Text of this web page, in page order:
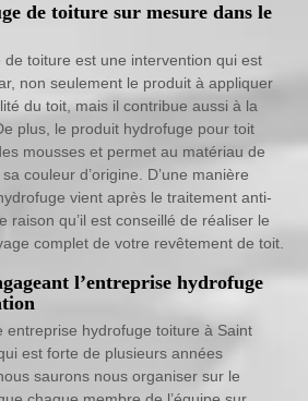
de toiture sur mesure dans le
toiture est une intervention qui est
non seulement le produit à appliquer
du toit, mais il contribue aussi à la
plus, le produit hydrofuge pour toit
mousses et permet au matériau de
couleur d’origine. D’une manière
vient après le traitement anti-
raison qu’il est conseillé de réaliser le
complet de votre revêtement de toit.
l’entreprise hydrofuge
entreprise hydrofuge toiture à Saint
est forte de plusieurs années
saurons nous organiser sur le